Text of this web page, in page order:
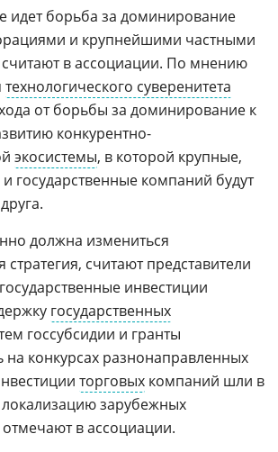
идет борьба за доминирование
и крупнейшими частными
в ассоциации. По мнению
технологического суверенитета
от борьбы за доминирование к
конкурентно-
экосистемы, в которой крупные,
государственные компаний будут
должна измениться
считают представители
инвестиции
государственных
госсубсидии и гранты
на конкурсах разнонаправленных
торговых компаний шли в
зарубежных
в ассоциации.